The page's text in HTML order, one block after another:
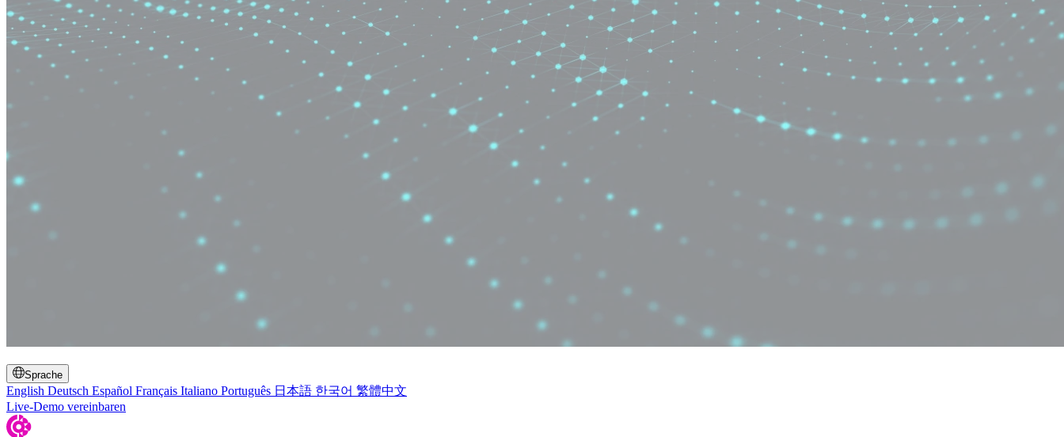
Sprache
English Deutsch Español Français Italiano Português 日本語 한국어 繁體中文
Live-Demo vereinbaren